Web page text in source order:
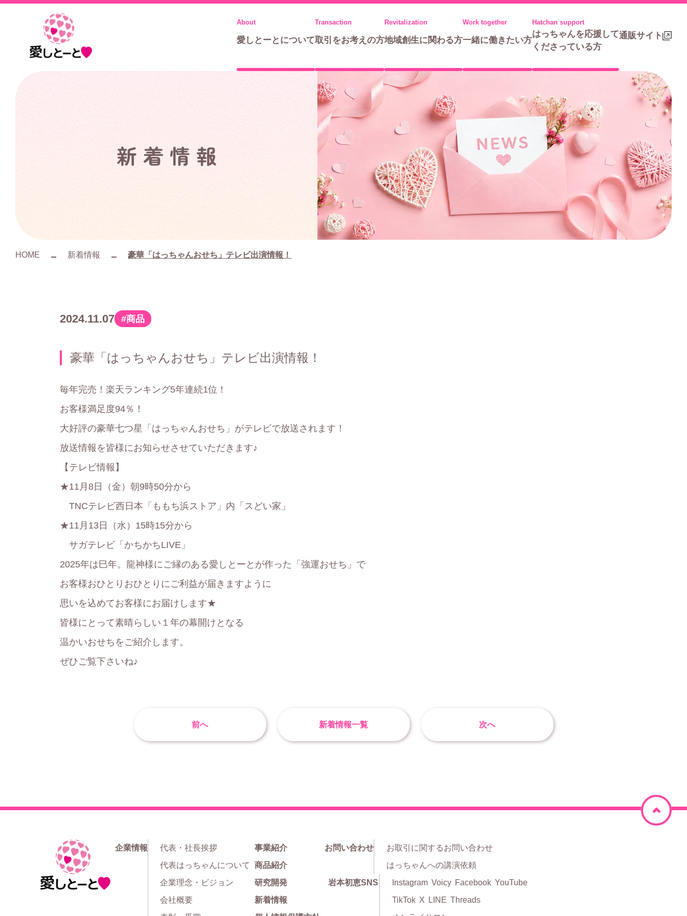
と
ー
愛しとーとについて取引をお考えの方地域創生に関わる方一緒に働きたい方
はっちゃんを応援して
くださっている方
通販サイト
新着情報
HOME 新着情報 豪華「はっちゃんおせち」テレビ出演情報！
豪華「はっちゃんおせち」テレビ出演情報！
2024.11.07カ
ゴ
商品
毎年完売！楽天ランキング5年連続1位！
お客様満足度94％！
大好評の豪華七つ星「はっちゃんおせち」がテレビで放送されます！
放送情報を皆様にお知らせさせていただきます♪
【テレビ情報】
★11月8日（金）朝9時50分から
TNCテレビ西日本「ももち浜ストア」内「スどい家」
★11月13日（水）15時15分から
サガテレビ「かちかちLIVE」
2025年は巳年。龍神様にご縁のある愛しとーとが作った「強運おせち」で
お客様おひとりおひとりにご利益が届きますように
思いを込めてお客様にお届けします★
皆様にとって素晴らしい１年の幕開けとなる
温かいおせちをご紹介します。
ぜひご覧下さいね♪
前へ 新着情報一覧 次へ
ペ
ー
ム
企業情報
代表・社長挨拶
代表はっちゃんについて
企業理念・ビジョン
会社概要
事業紹介
商品紹介
研究開発
新着情報
お問い合わせ
お取引に関するお問い合わせ
はっちゃんへの講演依頼
岩本初恵SNS
Instagram Voicy Facebook YouTube
TikTok X LINE Threads